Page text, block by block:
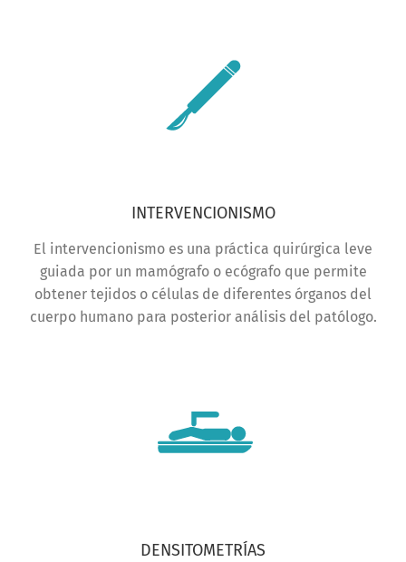
INTERVENCIONISMO
El intervencionismo es una práctica quirúrgica leve
guiada por un mamógrafo o ecógrafo que permite
obtener tejidos o células de diferentes órganos del
cuerpo humano para posterior análisis del patólogo.
DENSITOMETRÍAS